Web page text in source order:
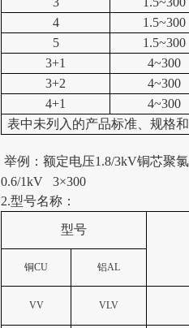
4
1.5~300
5
1.5~300
3+1
4~300
3+2
4~300
4+1
4~300
表中未列入的产品标准、规格
举例：额定电压1.8/3kV铜芯聚
0.6/1kV
3×300
2.型号名称：
型号
铜CU 铝AL
VV VLV